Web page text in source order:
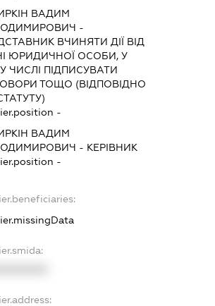
ВАДИМ
-
ВЧИНЯТИ ДІЇ ВІД
ЮРИДИЧНОЇ ОСОБИ, У
ЧИСЛІ ПІДПИСУВАТИ
ТОЩО (ВІДПОВІДНО
-
ВАДИМ
- КЕРІВНИК
-